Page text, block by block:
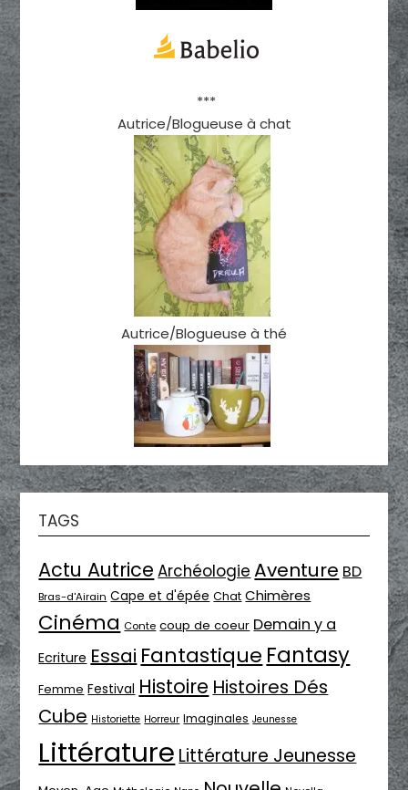
***
Autrice/Blogueuse à chat
Autrice/Blogueuse à thé
TAGS
Actu Autrice Archéologie Aventure BD
Bras-d'Airain Cape et d'épée Chat Chimères
Cinéma Conte coup de coeur Demain y a
Ecriture Essai Fantastique Fantasy
Femme Festival Histoire Histoires Dés
Cube Historiette Horreur Imaginales Jeunesse
Littérature Littérature Jeunesse